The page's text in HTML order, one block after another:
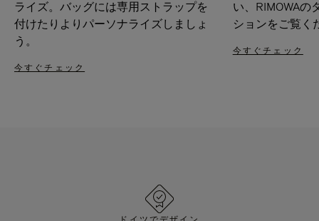
ライズ。バッグには専用ストラップを
付けたりよりパーソナライズしましょ
う。
今すぐチェック
い、RIMOWAの
ションをご覧く
今すぐチェック